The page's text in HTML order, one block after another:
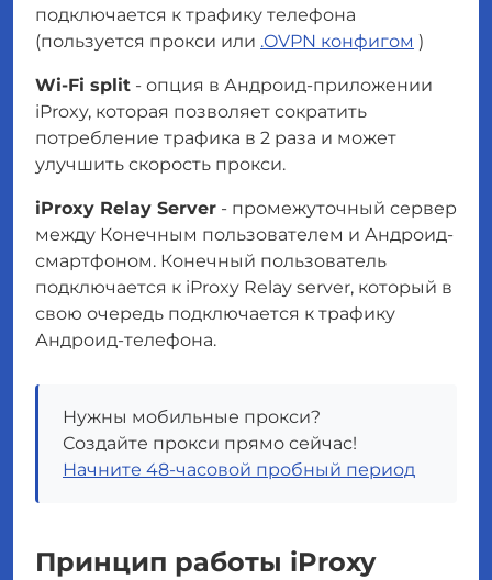
подключается к трафику телефона
(пользуется прокси или .OVPN конфигом )
Wi-Fi split - опция в Андроид-приложении
iProxy, которая позволяет сократить
потребление трафика в 2 раза и может
улучшить скорость прокси.
iProxy Relay Server - промежуточный сервер
между Конечным пользователем и Андроид-
смартфоном. Конечный пользователь
подключается к iProxy Relay server, который в
свою очередь подключается к трафику
Андроид-телефона.
Нужны мобильные прокси?
Создайте прокси прямо сейчас!
Начните 48-часовой пробный период
Принцип работы iProxy